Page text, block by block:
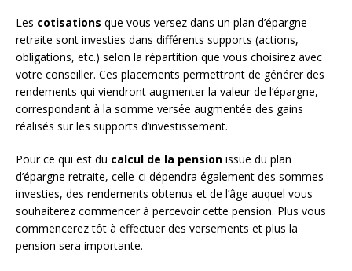
Les cotisations que vous versez dans un plan d’épargne
retraite sont investies dans différents supports (actions,
obligations, etc.) selon la répartition que vous choisirez avec
votre conseiller. Ces placements permettront de générer des
rendements qui viendront augmenter la valeur de l’épargne,
correspondant à la somme versée augmentée des gains
réalisés sur les supports d’investissement.
Pour ce qui est du calcul de la pension issue du plan
d’épargne retraite, celle-ci dépendra également des sommes
investies, des rendements obtenus et de l’âge auquel vous
souhaiterez commencer à percevoir cette pension. Plus vous
commencerez tôt à effectuer des versements et plus la
pension sera importante.